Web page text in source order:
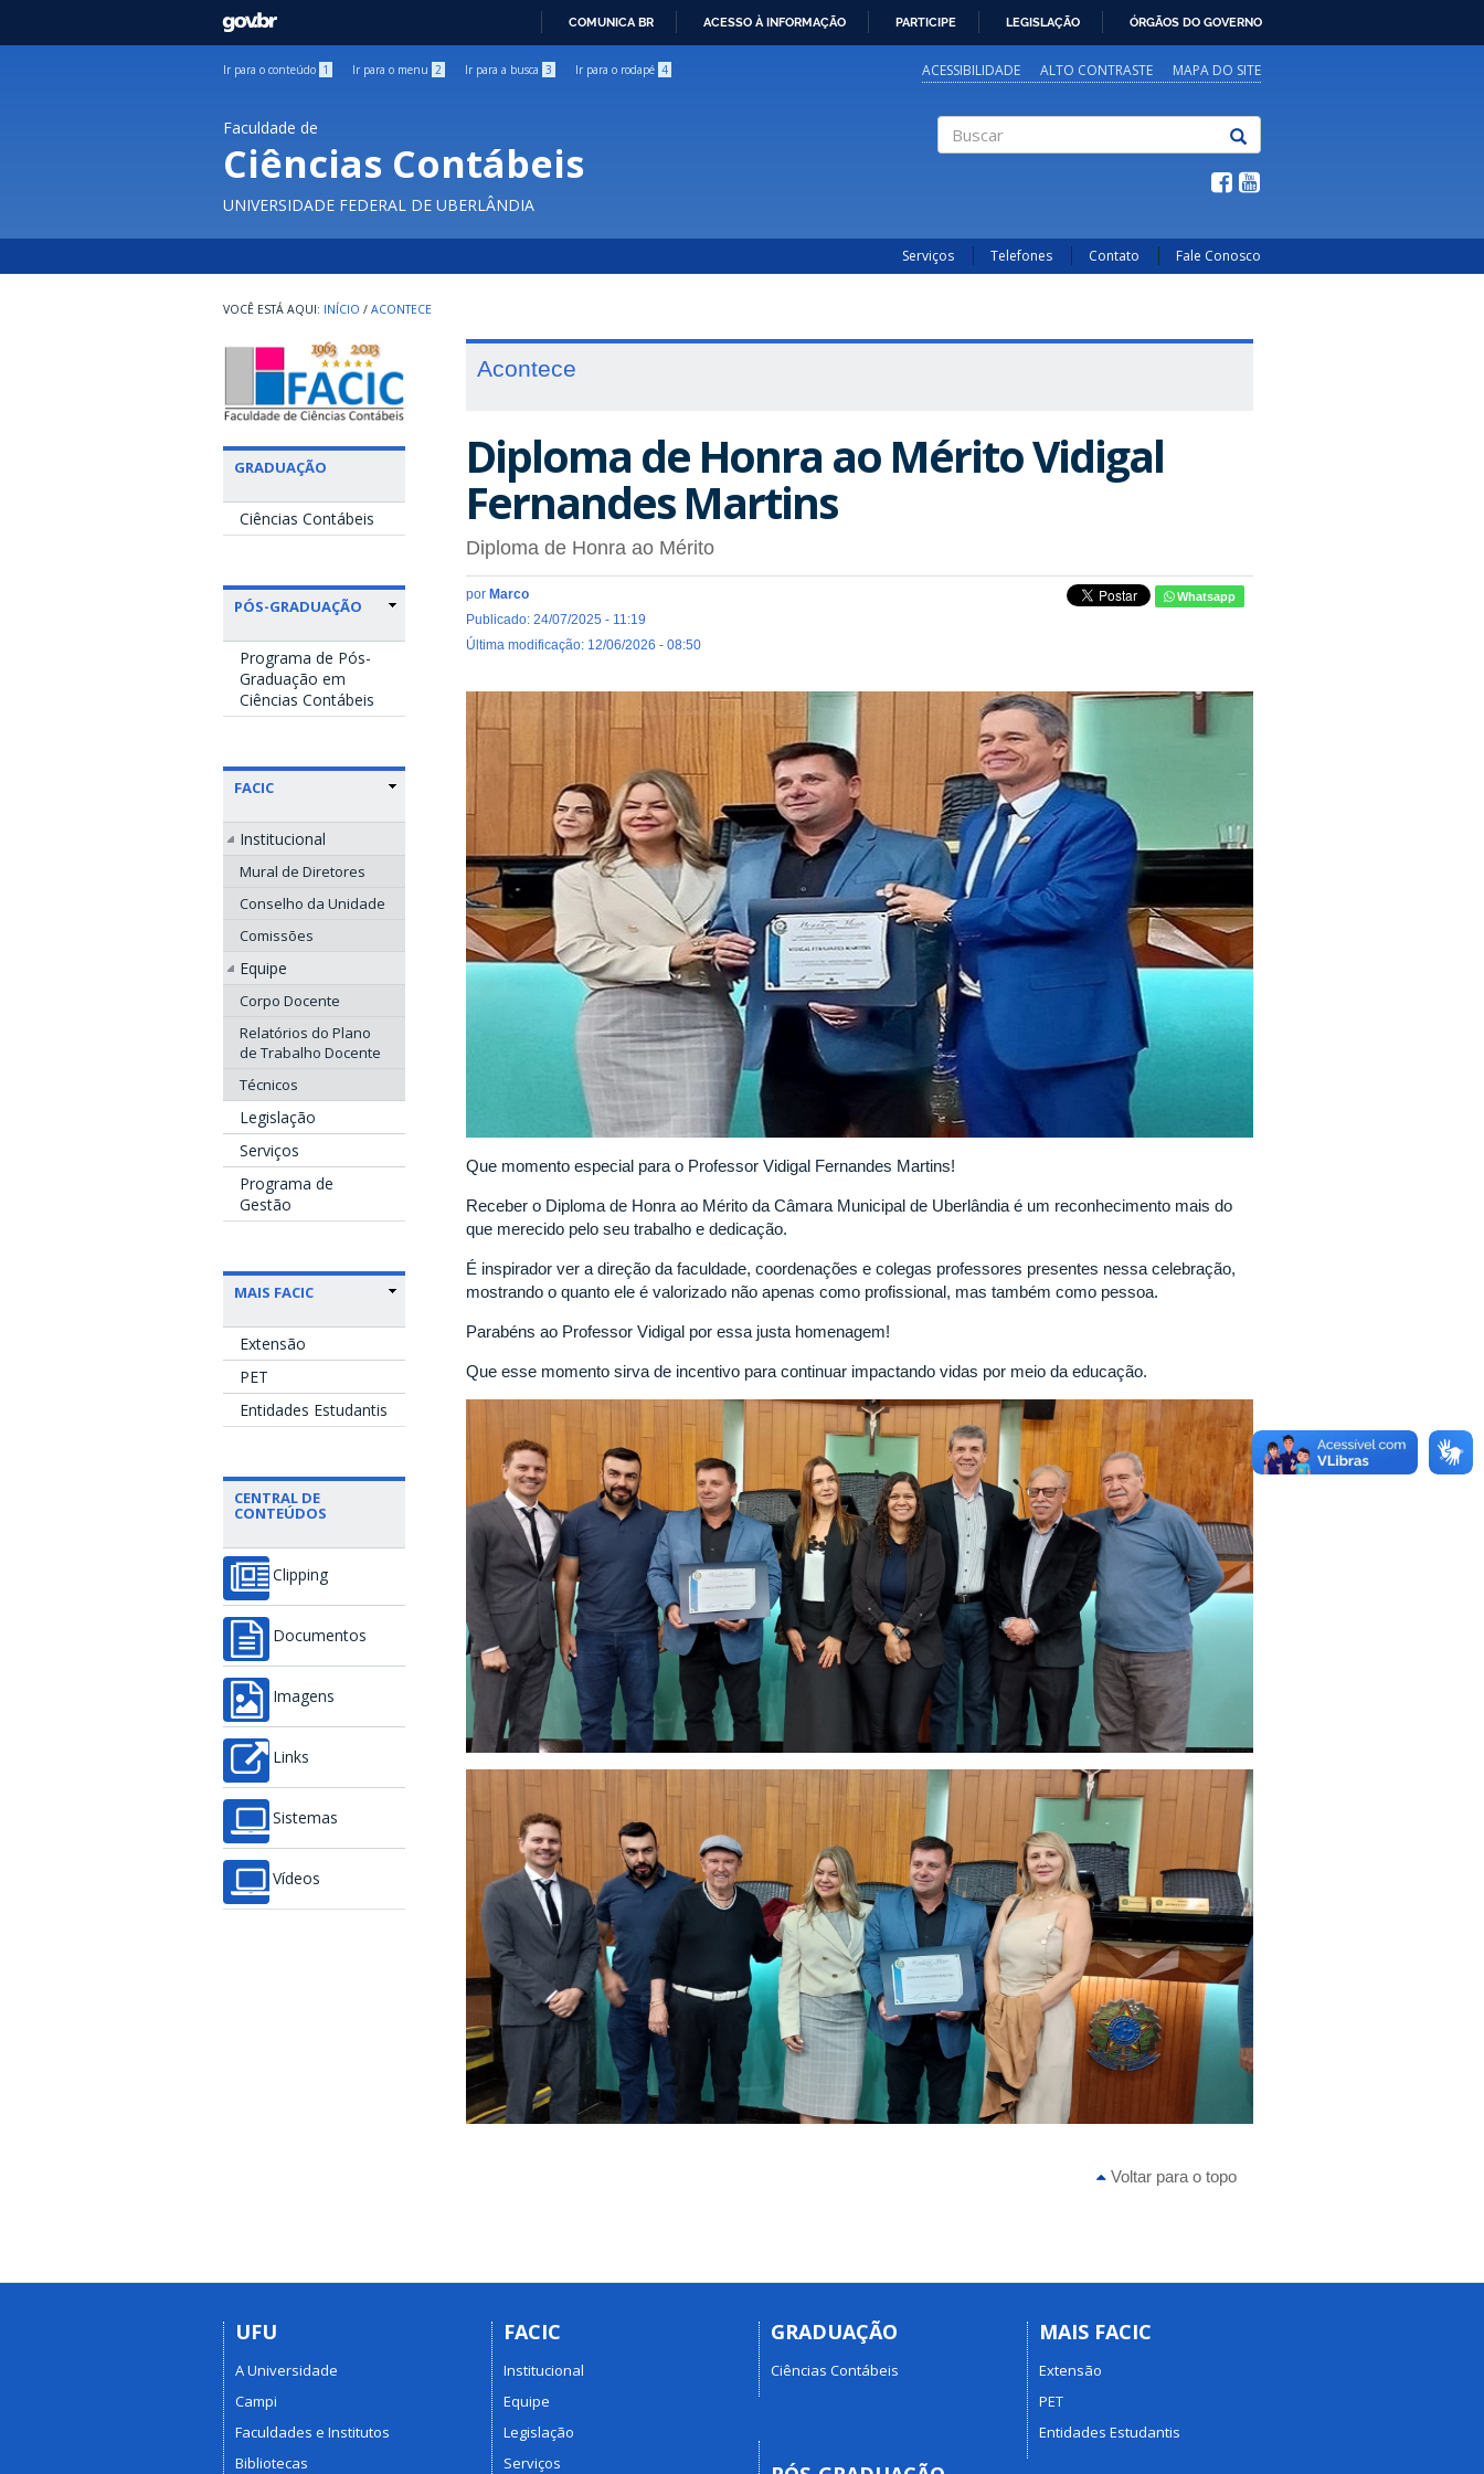
GOVBR
COMUNICA BR ACESSO À INFORMAÇÃO PARTICIPE LEGISLAÇÃO ÓRGÃOS DO GOVERNO
Ir para o conteúdo 1 Ir para o menu 2 Ir para a busca 3 Ir para o rodapé 4 ACESSIBILIDADE ALTO CONTRASTE MAPA DO SITE
Faculdade de
Ciências Contábeis
UNIVERSIDADE FEDERAL DE UBERLÂNDIA
Serviços Telefones Contato Fale Conosco
INÍCIO / ACONTECE
GRADUAÇÃO
Ciências Contábeis
PÓS-GRADUAÇÃO
Programa de Pós-
Graduação em
Ciências Contábeis
FACIC
Institucional
Mural de Diretores
Conselho da Unidade
Comissões
Equipe
Corpo Docente
Relatórios do Plano
de Trabalho Docente
Técnicos
Legislação
Serviços
Programa de
Gestão
MAIS FACIC
Extensão
PET
Entidades Estudantis
CENTRAL DE
CONTEÚDOS
Clipping
Documentos
Imagens
Links
Sistemas
Vídeos
Acontece
Diploma de Honra ao Mérito Vidigal
Fernandes Martins
Diploma de Honra ao Mérito
por Marco
Publicado: 24/07/2025 - 11:19
Última modificação: 12/06/2026 - 08:50
Whatsapp
Que momento especial para o Professor Vidigal Fernandes Martins!
Receber o Diploma de Honra ao Mérito da Câmara Municipal de Uberlândia é um reconhecimento mais do
que merecido pelo seu trabalho e dedicação.
É inspirador ver a direção da faculdade, coordenações e colegas professores presentes nessa celebração,
mostrando o quanto ele é valorizado não apenas como profissional, mas também como pessoa.
Parabéns ao Professor Vidigal por essa justa homenagem!
Que esse momento sirva de incentivo para continuar impactando vidas por meio da educação.
Voltar para o topo
UFU
A Universidade
Campi
Faculdades e Institutos
Bibliotecas
FACIC
Institucional
Equipe
Legislação
Serviços
GRADUAÇÃO
Ciências Contábeis
MAIS FACIC
Extensão
PET
Entidades Estudantis